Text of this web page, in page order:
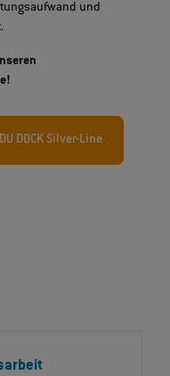
und
DOCK Silver-Line